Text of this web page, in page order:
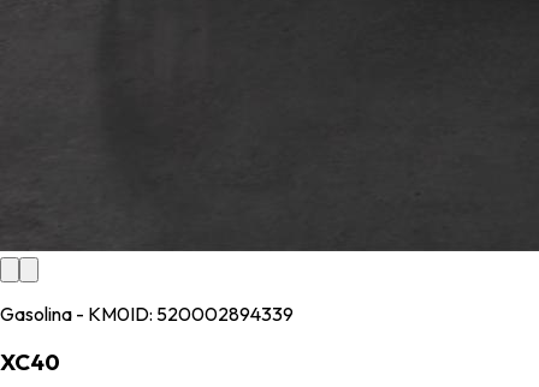
Gasolina - KM0ID: 520002894339
XC40